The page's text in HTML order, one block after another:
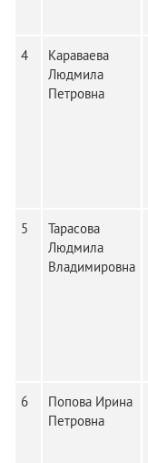
4
Караваева
Людмила
Петровна
5
Тарасова
Людмила
Владимировна
6
Попова Ирина
Петровна